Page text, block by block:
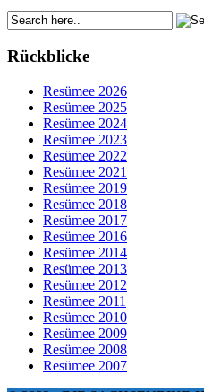
Rückblicke
Resümee 2026
Resümee 2025
Resümee 2024
Resümee 2023
Resümee 2022
Resümee 2021
Resümee 2019
Resümee 2018
Resümee 2017
Resümee 2016
Resümee 2014
Resümee 2013
Resümee 2012
Resümee 2011
Resümee 2010
Resümee 2009
Resümee 2008
Resümee 2007